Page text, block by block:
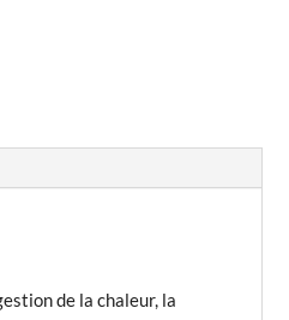
de la chaleur, la